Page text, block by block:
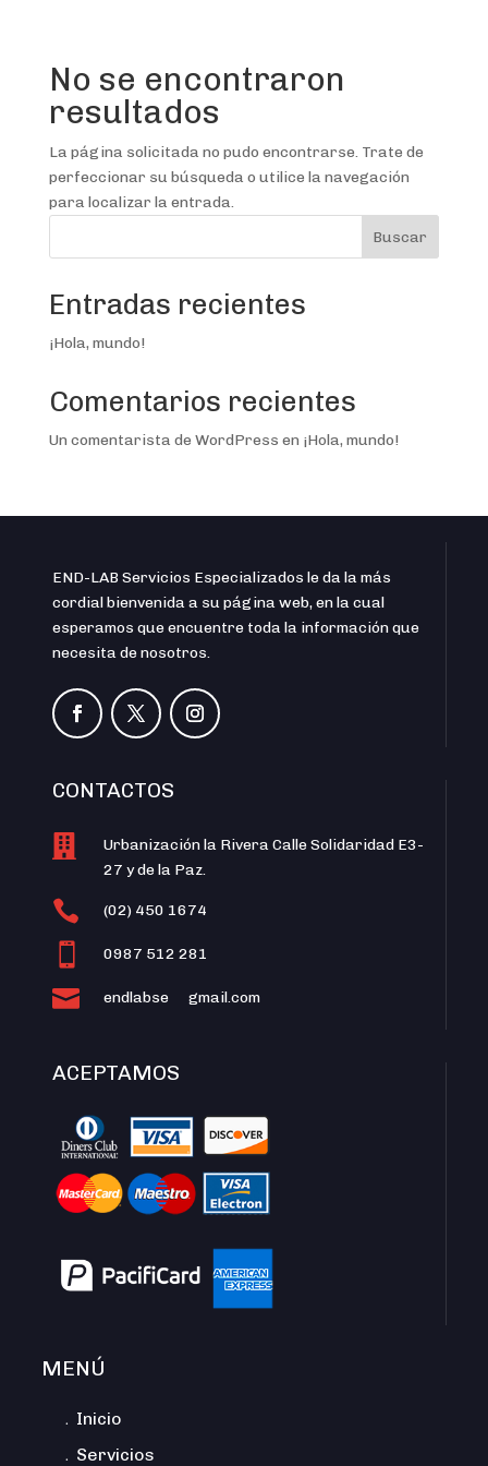
No se encontraron
resultados
La página solicitada no pudo encontrarse. Trate de
perfeccionar su búsqueda o utilice la navegación
para localizar la entrada.
Buscar
Entradas recientes
¡Hola, mundo!
Comentarios recientes
Un comentarista de WordPress en ¡Hola, mundo!
END-LAB Servicios Especializados le da la más
cordial bienvenida a su página web, en la cual
esperamos que encuentre toda la información que
necesita de nosotros.
CONTACTOS

Urbanización la Rivera Calle Solidaridad E3-
27 y de la Paz.
 (02) 450 1674
 0987 512 281
 endlabse gmail.com
ACEPTAMOS
MENÚ
﹒Inicio
﹒Servicios